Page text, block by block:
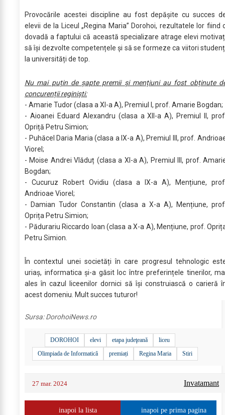
Provocările acestei discipline au fost depășite cu succes
elevii de la Liceul „Regina Maria” Dorohoi, rezultatele lor fiind
dovadă a faptului că această specializare atrage elevi
să își dezvolte competențele și să se formeze ca viitori
la universități de top.
Nu mai puțin de șapte premii și mențiuni au fost obținute
concurenții reginiști:
- Amarie Tudor (clasa a XI-a A), Premiul I, prof. Amarie Bogdan;
- Aioanei Eduard Alexandru (clasa a XII-a A), Premiul II,
Opriță Petru Simion;
- Puhăcel Daria Maria (clasa a IX-a A), Premiul III, prof.
Viorel;
- Moise Andrei Vlăduț (clasa a XI-a A), Premiul III, prof.
Bogdan;
- Cucuruz Robert Ovidiu (clasa a IX-a A), Mențiune,
Andrioae Viorel;
- Damian Tudor Constantin (clasa a X-a A), Mențiune,
Oprița Petru Simion;
- Pădurariu Riccardo Ioan (clasa a X-a A), Mențiune, prof.
Petru Simion.
În contextul unei societăți în care progresul tehnologic
uriaș, informatica și-a găsit loc între preferințele tinerilor,
ales în cazul liceenilor dornici să își construiască o carieră
acest domeniu. Mult succes tuturor!
Sursa:DorohoiNews.ro
DOROHOI elevi etapa judeţeană
liceu
Olimpiada de Informatică
premiați Regina Maria Stiri
27 mar. 2024 Invatamant
inapoi la lista inapoi pe prima pagina